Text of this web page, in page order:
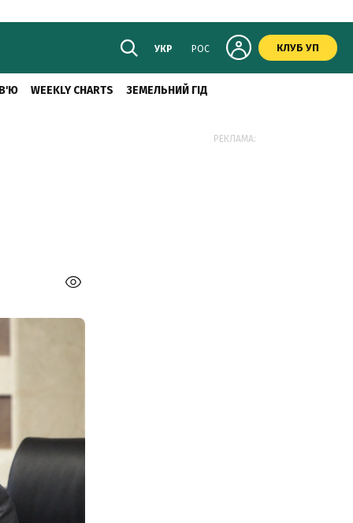
УКР РОС КЛУБ УП
WEEKLY CHARTS ЗЕМЕЛЬНИЙ ГІД
РЕКЛАМА: